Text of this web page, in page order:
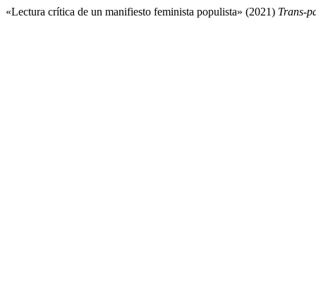
«Lectura crítica de un manifiesto feminista populista» (2021) Trans-